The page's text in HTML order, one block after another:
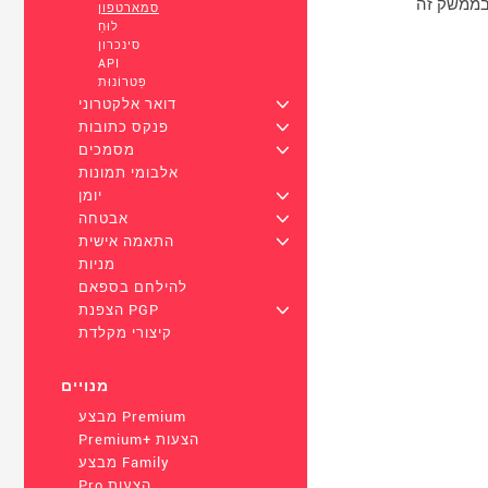
סמארטפון
לוּחַ
סינכרון
API
פַּטרוֹנוּת
דואר אלקטרוני
+
פנקס כתובות
+
מסמכים
+
אלבומי תמונות
יומן
+
אבטחה
+
התאמה אישית
+
מניות
להילחם בספאם
הצפנת PGP
+
קיצורי מקלדת
מנויים
מבצע Premium
Premium+ הצעות
מבצע Family